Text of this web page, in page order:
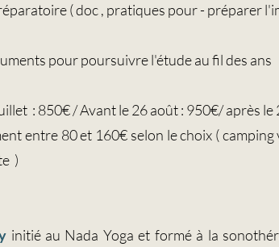
( doc , pratiques pour - préparer
pour poursuivre l'étude au fil des ans
: 850€ / Avant le 26 août : 950€/ après
entre 80 et 160€ selon le choix (
)
initié au Nada Yoga et formé à la